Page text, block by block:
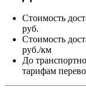
Стоимость
руб.
Стоимость
руб./км
До
тарифам